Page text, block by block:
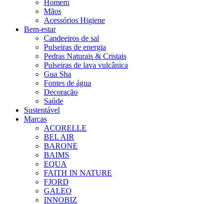
Homem
Mãos
Acessórios Higiene
Bem-estar
Candeeiros de sal
Pulseiras de energia
Pedras Naturais & Cristais
Pulseiras de lava vulcânica
Gua Sha
Fontes de água
Decoração
Saúde
Sustentável
Marcas
ACORELLE
BEL AIR
BARONE
BAIMS
EQUA
FAITH IN NATURE
FJORD
GALEO
INNOBIZ